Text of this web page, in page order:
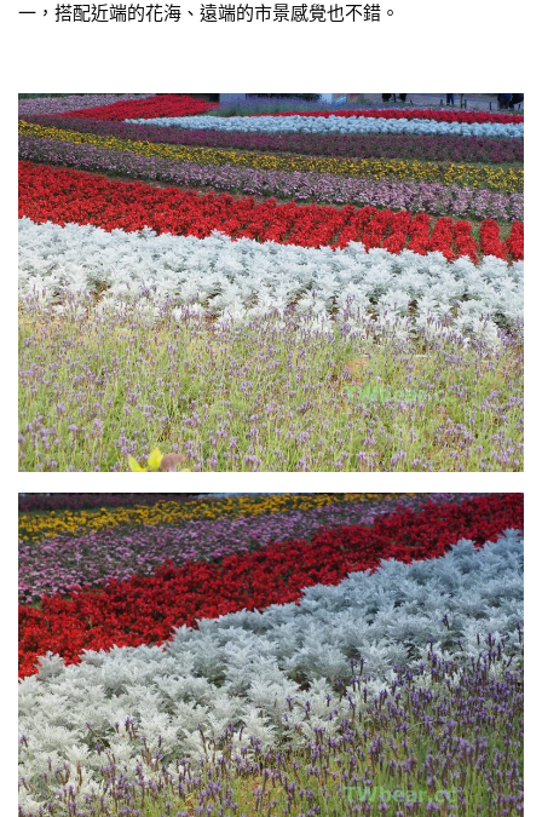
一，搭配近端的花海、遠端的市景感覺也不錯。